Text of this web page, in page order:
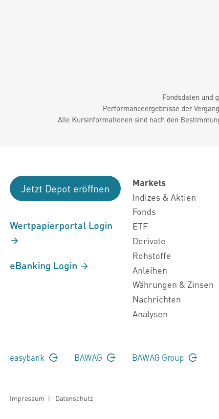
Fondsdaten und
Performanceergebnisse der
Alle Kursinformationen sind nach den
Jetzt Depot eröffnen
Wertpapierportal Login
eBanking Login
Markets
Indizes & Aktien
Fonds
ETF
Derivate
Rohstoffe
Anleihen
Währungen & Zinsen
Nachrichten
Analysen
easybank BAWAG BAWAG Group
Impressum | Datenschutz